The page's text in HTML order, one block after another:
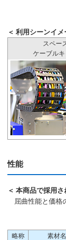
＜ 利用シーンイメ
スペー
ケーブル
性能
＜ 本商品で採用
屈曲性能と価格
略称
素材名